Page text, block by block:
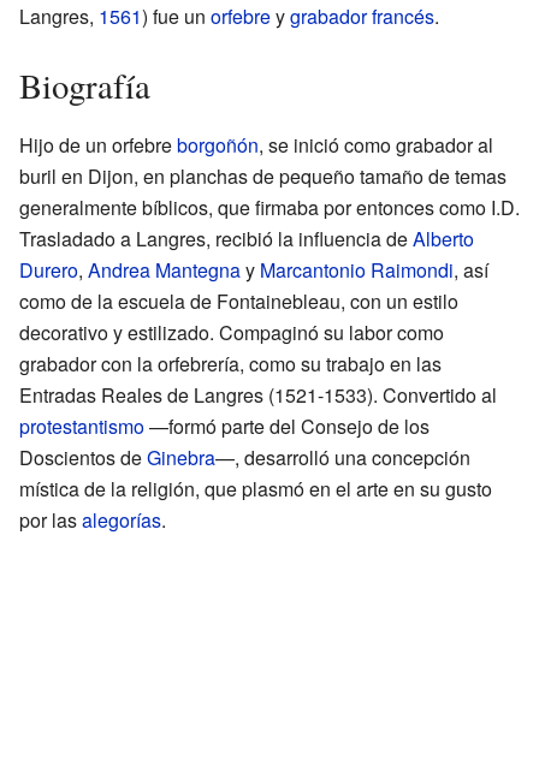
Langres, 1561) fue un orfebreygrabadorfrancés.
Biografía
Hijo de un orfebreborgoñón, se inició como grabador al
buril en Dijon, en planchas de pequeño tamaño de temas
generalmente bíblicos, que firmaba por entonces como I.D.
Trasladado a Langres, recibió la influencia deAlberto
Durero, Andrea Mantegnay Marcantonio Raimondi, así
como de la escuela de Fontainebleau, con un estilo
decorativo y estilizado. Compaginó su labor como
grabador con la orfebrería, como su trabajo en las
Entradas Reales de Langres (1521-1533). Convertido al
protestantismo—formó parte del Consejo de los
Doscientos deGinebra—, desarrolló una concepción
mística de la religión, que plasmó en el arte en su gusto
por lasalegorías.